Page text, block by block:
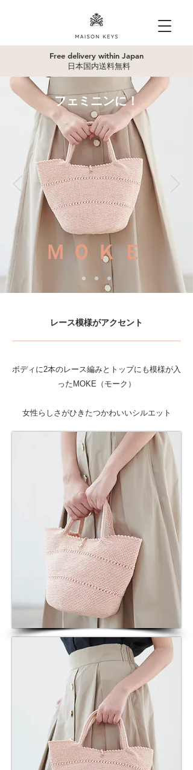
Free delivery within Japan
日本国内送料無料
フェミニンに！
ＭＯＫＥ
​レース模様がアクセント
ボディに2本のレース編みとトップにも模様が入
ったMOKE（モーク）
女性らしさがひきたつかわいいシルエット